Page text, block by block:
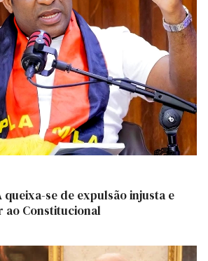
queixa-se de expulsão injusta e
Constitucional